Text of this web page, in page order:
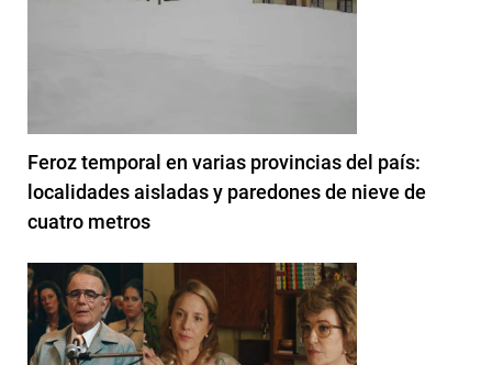
Feroz temporal en varias provincias del país:
localidades aisladas y paredones de nieve de
cuatro metros